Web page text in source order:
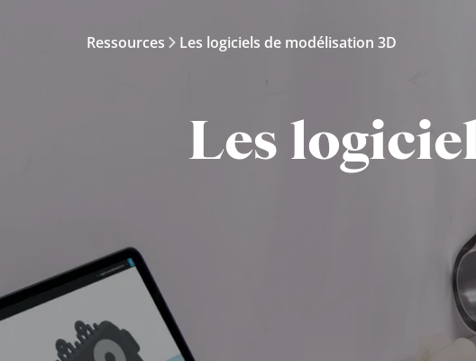
Ressources Les logiciels de modélisation 3D
Les